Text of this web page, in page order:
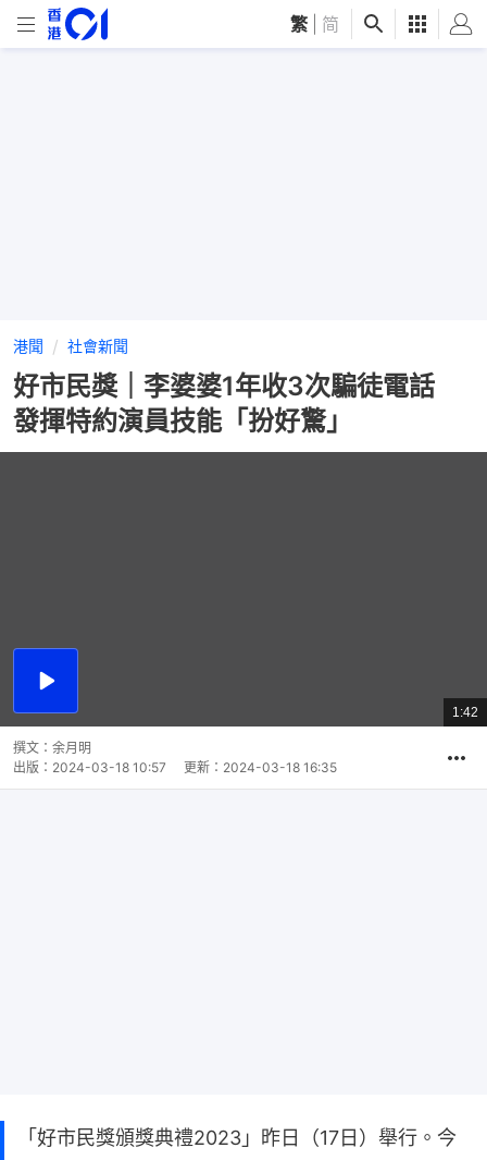
繁 简
港聞 社會新聞
好市民獎｜李婆婆1年收3次騙徒電話
發揮特約演員技能「扮好驚」
播
總
共
1:42
撰文： 余月明
出版： 2024-03-18 10:57 更新： 2024-03-18 16:35
「好市民獎頒獎典禮2023」昨日（17日）舉行。今